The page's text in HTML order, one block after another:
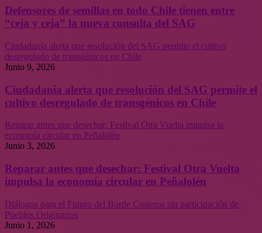
Defensores de semillas en todo Chile tienen entre
“ceja y ceja” la nueva consulta del SAG
Ciudadanía alerta que resolución del SAG permite el cultivo
desregulado de transgénicos en Chile
Junio 9, 2026
Ciudadanía alerta que resolución del SAG permite el
cultivo desregulado de transgénicos en Chile
Reparar antes que desechar: Festival Otra Vuelta impulsa la
economía circular en Peñalolén
Junio 3, 2026
Reparar antes que desechar: Festival Otra Vuelta
impulsa la economía circular en Peñalolén
Diálogos para el Futuro del Borde Costeros sin participación de
Pueblos Originarios
Junio 1, 2026